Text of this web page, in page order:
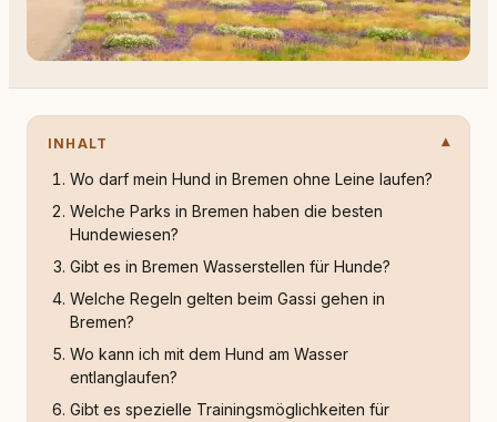
INHALT
Wo darf mein Hund in Bremen ohne Leine laufen?
Welche Parks in Bremen haben die besten
Hundewiesen?
Gibt es in Bremen Wasserstellen für Hunde?
Welche Regeln gelten beim Gassi gehen in
Bremen?
Wo kann ich mit dem Hund am Wasser
entlanglaufen?
Gibt es spezielle Trainingsmöglichkeiten für